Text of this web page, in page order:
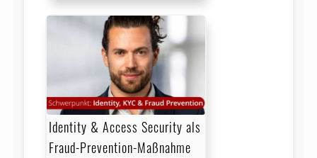
Identity & Access Security als
Fraud-Prevention-Maßnahme